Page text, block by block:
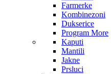
Farmerke
Kombinezoni
Dukserice
Program More
Kaputi
Mantili
Jakne
Prsluci